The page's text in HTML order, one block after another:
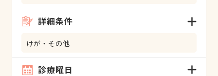
詳細条件
けが・その他
診療曜日